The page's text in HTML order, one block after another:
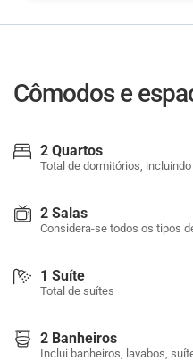
Cômodos e
2 Quartos
Total de dormitórios,
2 Salas
Considera-se todos os tipos
1 Suíte
Total de suítes
2 Banheiros
Inclui banheiros, lavabos,